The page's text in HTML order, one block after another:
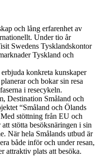
och lång erfarenhet av
Under tio år
Swedens Tysklandskontor
Tyskland och
konkreta kunskaper
och bokar sin resa
i resecykeln.
Destination Småland och
“Småland och Ölands
stöttning från EU och
stötta besöksnäringen i sin
När hela Smålands utbud är
både inför och under resan,
attraktiv plats att besöka.